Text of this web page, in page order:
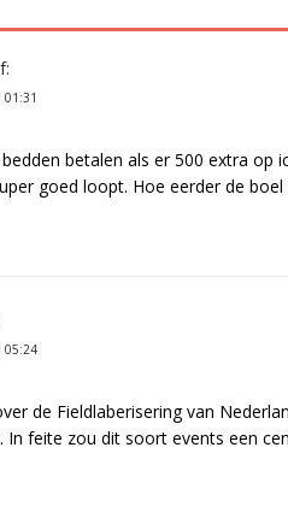
01:31
betalen als er 500 extra op
goed loopt. Hoe eerder de boel
05:24
de Fieldlaberisering van
In feite zou dit soort events een